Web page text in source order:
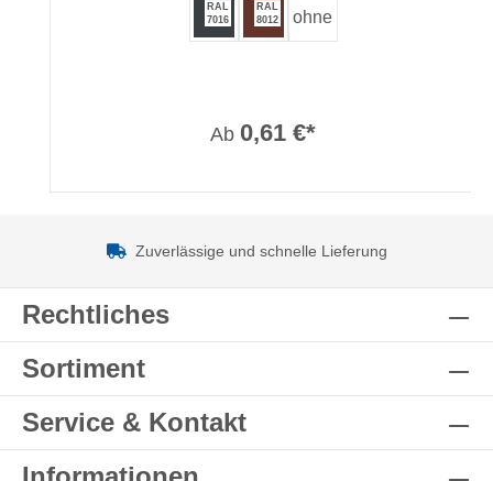
RAL
7016
RAL
8012
ohne
Ab 0,61 €*
Zuverlässige und schnelle Lieferung
Rechtliches
Sortiment
Service & Kontakt